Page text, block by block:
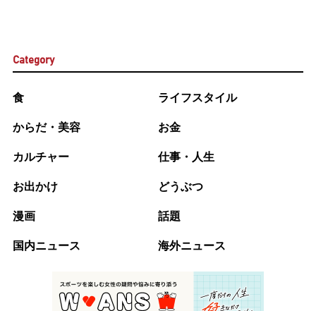
Category
食 ライフスタイル
からだ・美容 お金
カルチャー 仕事・人生
お出かけ どうぶつ
漫画 話題
国内ニュース 海外ニュース